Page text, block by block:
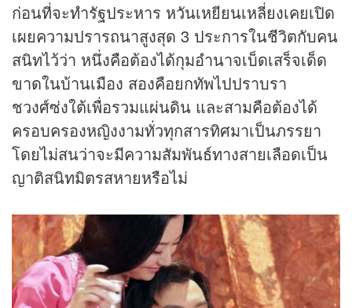
ก่อนที่จะทำรัฐประหาร หวันเหยียนเหลี่ยงเคยเปิด
เผยความปรารถนาสูงสุด 3 ประการในชีวิตกับคน
สนิทไว้ว่า หนึ่งคือต้องได้กุมอำนาจเบ็ดเสร็จเด็ด
ขาดในบ้านเมือง สองคือยกทัพไปปราบรา
ชวงศ์ซ่งใต้เพื่อรวมแผ่นดิน และสามคือต้องได้
ครอบครองหญิงงามทั่วทุกสารทิศมาเป็นภรรยา
โดยไม่สนว่าจะมีความสัมพันธ์ทางสายเลือดเป็น
ญาติสนิทมิตรสหายหรือไม่